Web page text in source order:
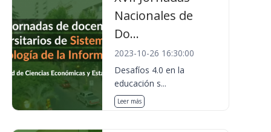
Nacionales de
Do...
2023-10-26 16:30:00
Desafíos 4.0 en la
educación s...
Leer más